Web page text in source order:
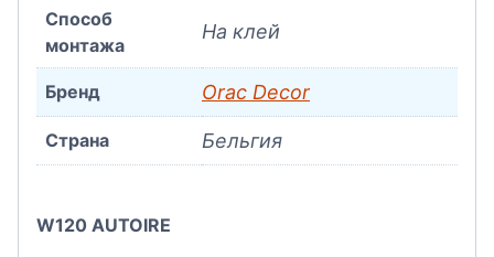
Способ
монтажа
На клей
Бренд Orac Decor
Страна Бельгия
W120 AUTOIRE